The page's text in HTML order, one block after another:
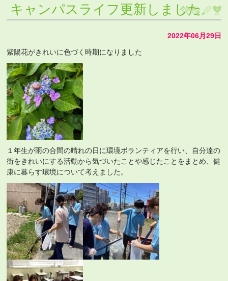
キャンパスライフ更新しました
2022年06月29日
紫陽花がきれいに色づく時期になりました
１年生が雨の合間の晴れの日に環境ボランティアを行い、自分達の
街をきれいにする活動から気づいたことや感じたことをまとめ、健
康に暮らす環境について考えました。